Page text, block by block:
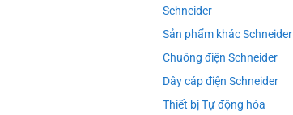
Schneider
Sản phẩm khác Schneider
Chuông điện Schneider
Dây cáp điện Schneider
Thiết bị Tự động hóa